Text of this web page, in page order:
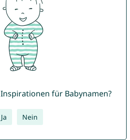
für Babynamen?
Ja Nein